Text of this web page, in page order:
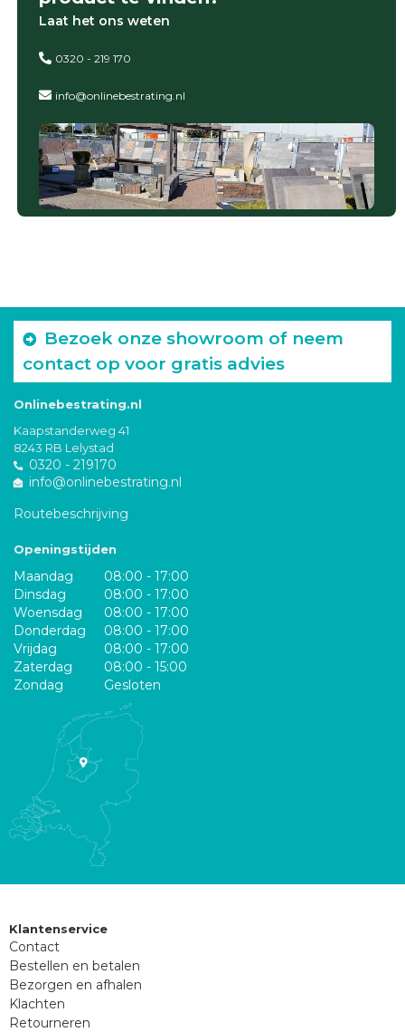
Laat het ons weten
0320 - 219 170
info@onlinebestrating.nl
Bezoek onze showroom of neem
contact op voor gratis advies
Onlinebestrating.nl
Kaapstanderweg 41
8243 RB Lelystad
0320 - 219170
info@onlinebestrating.nl
Routebeschrijving
Openingstijden
Maandag
08:00 - 17:00
Dinsdag
08:00 - 17:00
Woensdag
08:00 - 17:00
Donderdag
08:00 - 17:00
Vrijdag
08:00 - 17:00
Zaterdag
08:00 - 15:00
Zondag
Gesloten
Klantenservice
Contact
Bestellen en betalen
Bezorgen en afhalen
Klachten
Retourneren